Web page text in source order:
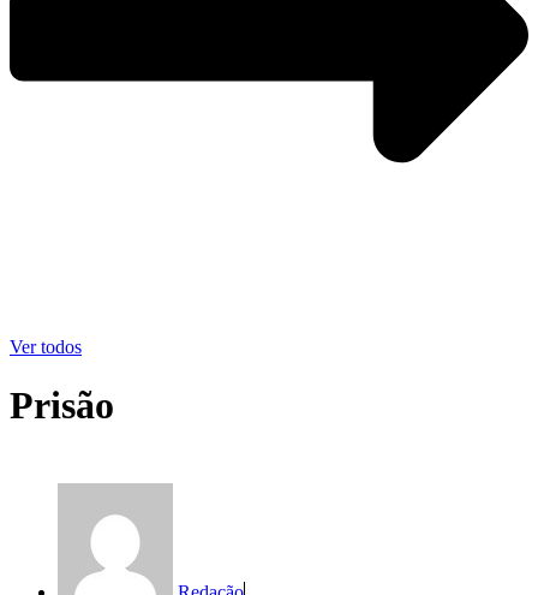
Ver todos
Prisão